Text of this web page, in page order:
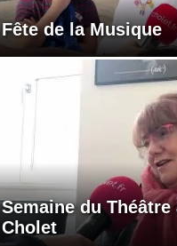
Fête de la Musique
Semaine du Théâtre
Cholet